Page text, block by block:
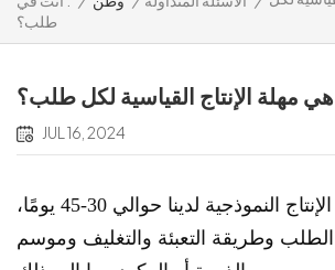
طلب؟
مهلة الإنتاج القياسية لكل طلب؟
JUL 16, 2024
ستكون مهلة الإنتاج النموذجية لدينا حوالي 30-45 يومًا،
وطريقة التعبئة والتغليف وموسم